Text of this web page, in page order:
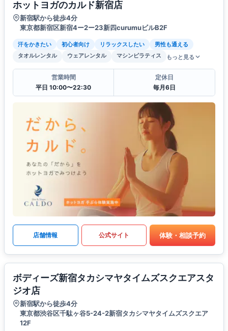
ホットヨガのカルド新宿店
新宿駅から徒歩4分
東京都新宿区新宿4ー2ー23新四curumuビルB2F
汗をかきたい 初心者向け リラックスしたい
男性も通える
タオルレンタル
ウェアレンタル マシンピラティス もっと見る
営業時間
平日 10:00〜22:30
定休日
毎月6日
店舗情報 公式サイト 体験・相談予約
ボディーズ新宿タカシマヤタイムズスクエアスタ
ジオ店
新宿駅から徒歩4分
東京都渋谷区千駄ヶ谷5-24-2新宿タカシマヤタイムズスクエア
12F